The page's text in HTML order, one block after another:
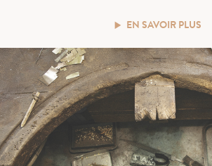
EN SAVOIR PLUS